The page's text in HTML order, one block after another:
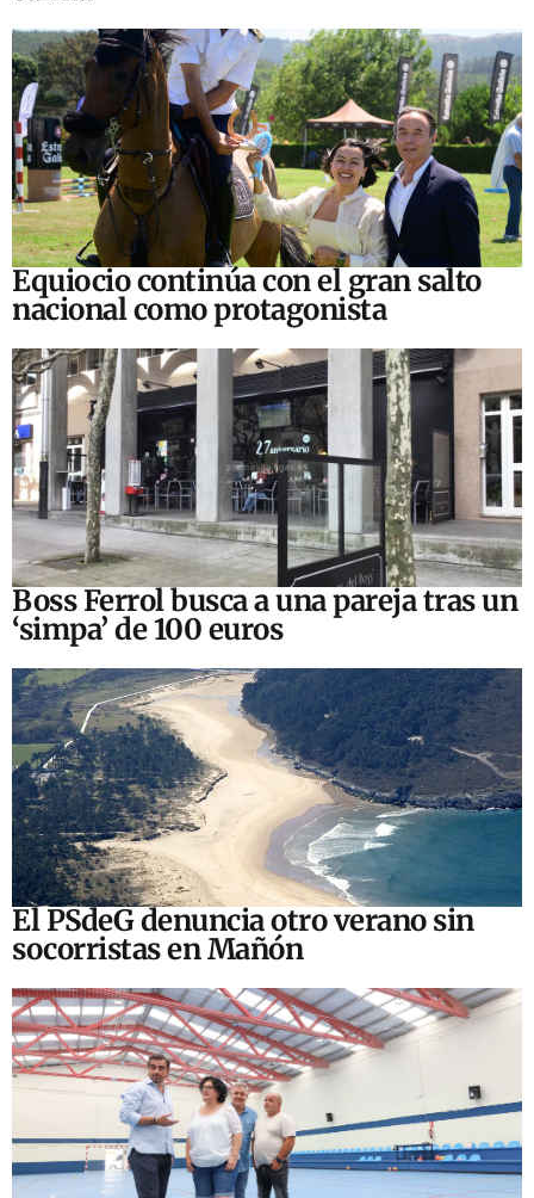
Equiocio continúa con el gran salto
nacional como protagonista
Boss Ferrol busca a una pareja tras un
‘simpa’ de 100 euros
El PSdeG denuncia otro verano sin
socorristas en Mañón